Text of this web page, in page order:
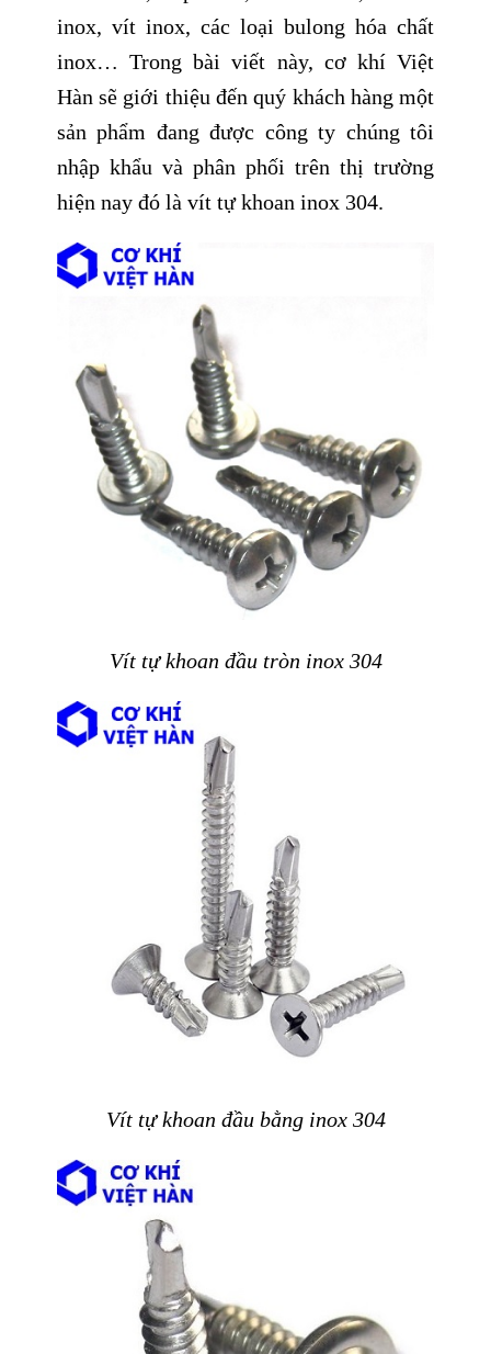
inox, vít inox, các loại bulong hóa chất
inox… Trong bài viết này, cơ khí Việt
Hàn sẽ giới thiệu đến quý khách hàng một
sản phẩm đang được công ty chúng tôi
nhập khẩu và phân phối trên thị trường
hiện nay đó là vít tự khoan inox 304.
Vít tự khoan đầu tròn inox 304
Vít tự khoan đầu bằng inox 304